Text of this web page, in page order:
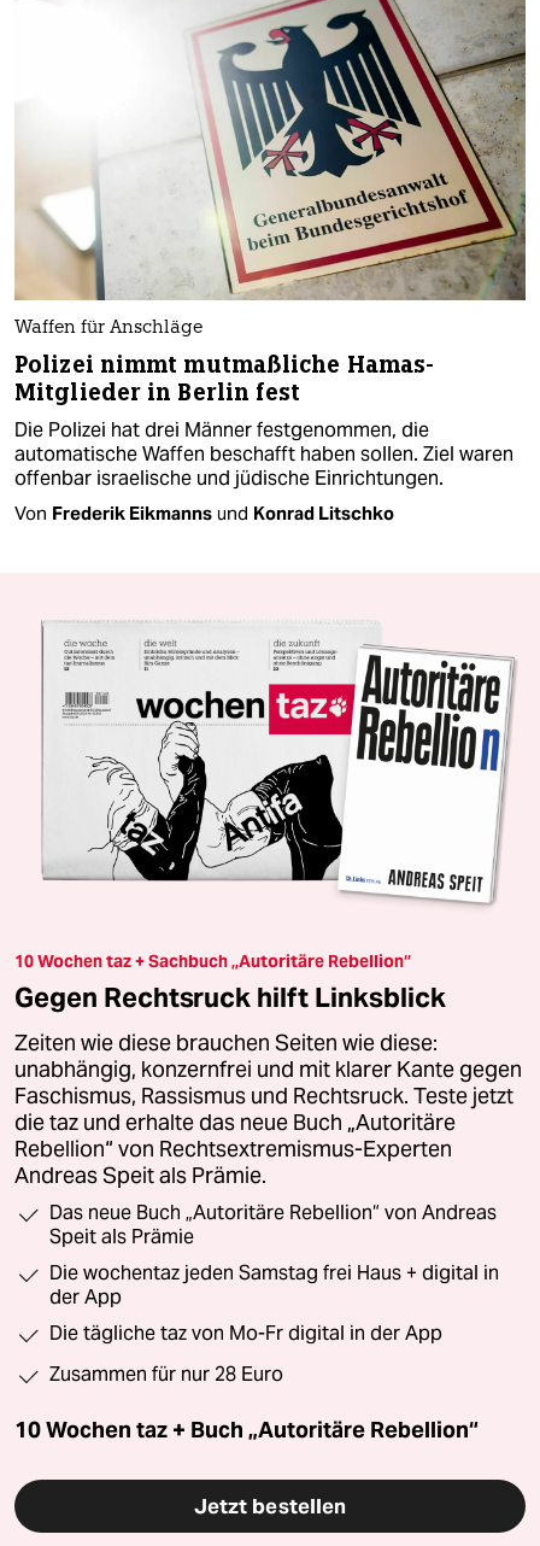
Waffen für Anschläge
Polizei nimmt mutmaßliche Hamas-
Mitglieder in Berlin fest
Die Polizei hat drei Männer festgenommen, die
automatische Waffen beschafft haben sollen. Ziel waren
offenbar israelische und jüdische Einrichtungen.
Von Frederik Eikmanns und Konrad Litschko
10 Wochen taz + Sachbuch „Autoritäre Rebellion“
Gegen Rechtsruck hilft Linksblick
Zeiten wie diese brauchen Seiten wie diese:
unabhängig, konzernfrei und mit klarer Kante gegen
Faschismus, Rassismus und Rechtsruck. Teste jetzt
die taz und erhalte das neue Buch „Autoritäre
Rebellion“ von Rechtsextremismus-Experten
Andreas Speit als Prämie.
Das neue Buch „Autoritäre Rebellion“ von Andreas
Speit als Prämie
Die wochentaz jeden Samstag frei Haus + digital in
der App
Die tägliche taz von Mo-Fr digital in der App
Zusammen für nur 28 Euro
10 Wochen taz + Buch „Autoritäre Rebellion“
Jetzt bestellen